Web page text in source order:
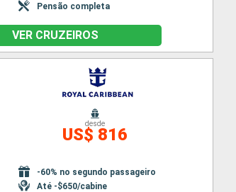
Pensão completa
VER CRUZEIROS
desde
US$ 816
-60% no segundo passageiro
Até -$650/cabine